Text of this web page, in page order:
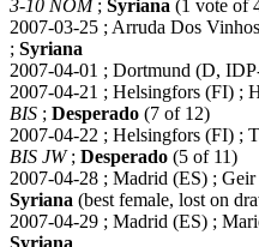
3-10 NOM; Syriana (1 vote of
2007-03-25 ; Arruda Dos
; Syriana
2007-04-01 ; Dortmund (D,
2007-04-21 ; Helsingfors (FI) ;
BIS ; Desperado (7 of 12)
2007-04-22 ; Helsingfors (FI) ;
BIS JW; Desperado (5 of 11)
2007-04-28 ; Madrid (ES) ; Geir
Syriana (best female, lost on
2007-04-29 ; Madrid (ES) ;
Syriana